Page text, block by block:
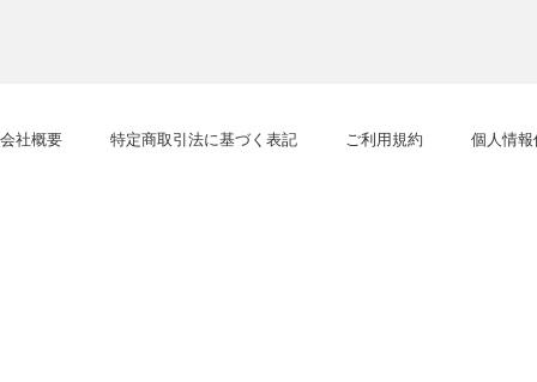
会社概要 特定商取引法に基づく表記 ご利用規約 個人情